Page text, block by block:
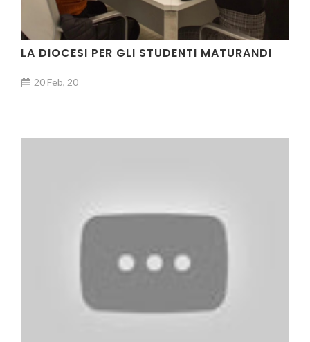
LA DIOCESI PER GLI STUDENTI MATURANDI
20 Feb, 20